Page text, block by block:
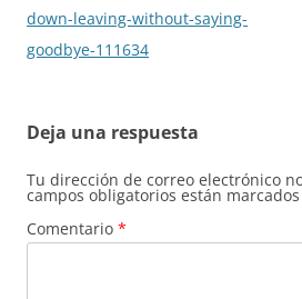
de
entradas
down-leaving-without-saying-
goodbye-111634
Deja una respuesta
Tu dirección de correo electrónico
campos obligatorios están
Comentario *